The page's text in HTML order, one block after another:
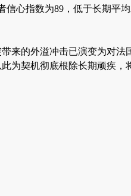
信心指数为89，低于长期平
来的外溢冲击已演变为对法
为契机彻底根除长期顽疾，